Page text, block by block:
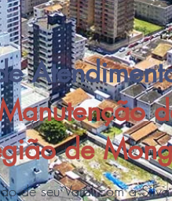
de
de seu Varal com a Silva